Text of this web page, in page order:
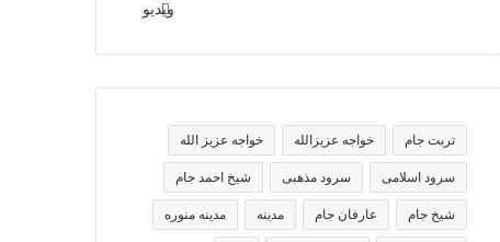
ویدیو
تربت جام خواجه عزیزالله خواجه عزیز الله
سرود اسلامی سرود مذهبی شیخ احمد جام
شیخ جام عارفان جام مدینه مدینه منوره